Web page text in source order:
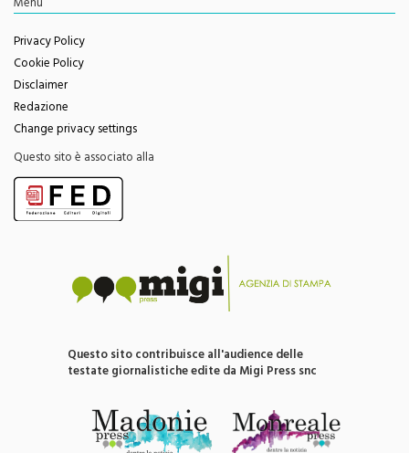
Privacy Policy
Cookie Policy
Disclaimer
Redazione
Change privacy settings
Questo sito è associato alla
testate giornalistiche edite da Migi Press snc